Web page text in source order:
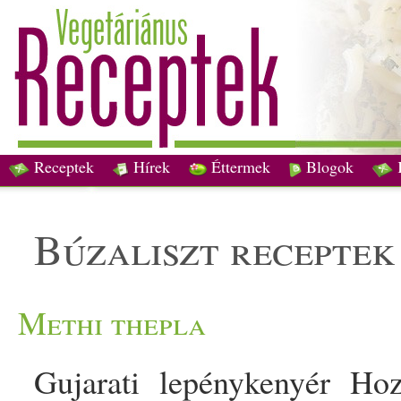
Receptek Hírek Éttermek Blogok
búzaliszt receptek
Methi thepla
Gujarati lepénykenyér